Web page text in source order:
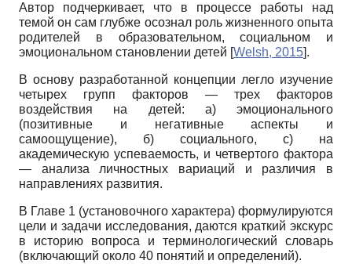
Автор подчеркивает, что в процессе работы над
темой он сам глубже осознал роль жизненного опыта
родителей в образовательном, социальном и
эмоциональном становлении детей [Welsh, 2015].
В основу разработанной концепции легло изучение
четырех групп факторов — трех факторов
воздействия на детей: а) эмоционального
(позитивные и негативные аспекты и
самоощущение), б) социального, с) на
академическую успеваемость, и четвертого фактора
— анализа личностных вариаций и различия в
направлениях развития.
В Главе 1 (установочного характера) формулируются
цели и задачи исследования, даются краткий экскурс
в историю вопроса и терминологический словарь
(включающий около 40 понятий и определений).